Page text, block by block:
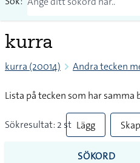
kurra
kurra (20014) Andra tecken
Lista på tecken som har samma
Sökresultat: 2 st Lägg
till
SÖKORD